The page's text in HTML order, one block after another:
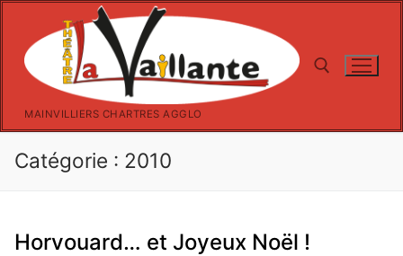
contenu
MAINVILLIERS CHARTRES AGGLO
Catégorie : 2010
Horvouard… et Joyeux Noël !